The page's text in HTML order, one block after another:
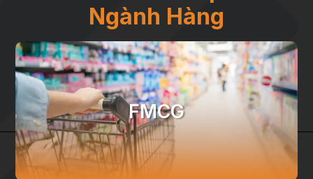
Ngành Hàng
FMCG